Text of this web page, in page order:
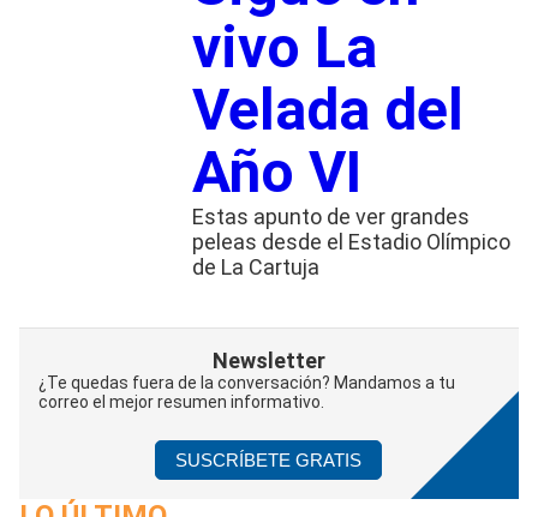
vivo La
Velada del
Año VI
Estas apunto de ver grandes
peleas desde el Estadio Olímpico
de La Cartuja
Newsletter
¿Te quedas fuera de la conversación? Mandamos a tu
correo el mejor resumen informativo.
SUSCRÍBETE GRATIS